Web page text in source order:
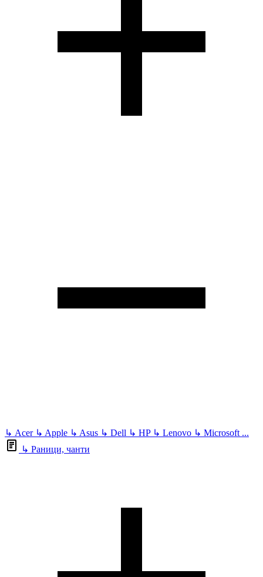
↳ Acer ↳ Apple ↳ Asus ↳ Dell ↳ HP ↳ Lenovo ↳ Microsoft ...
↳ Раници, чанти